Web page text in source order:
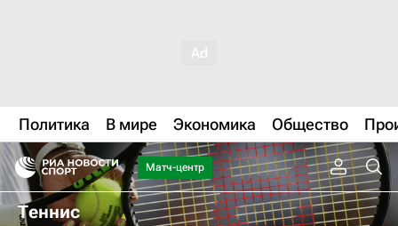
Политика В мире Экономика Общество
Матч-центр
Теннис